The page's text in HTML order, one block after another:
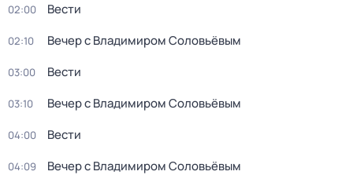
02:00 Вести
02:10 Вечер с Владимиром Соловьёвым
03:00 Вести
03:10 Вечер с Владимиром Соловьёвым
04:00 Вести
04:09 Вечер с Владимиром Соловьёвым